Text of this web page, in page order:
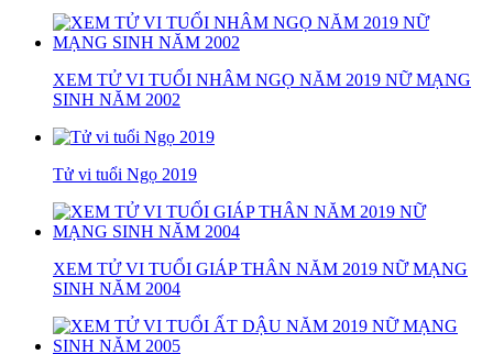
XEM TỬ VI TUỔI NHÂM NGỌ NĂM 2019 NỮ MẠNG
SINH NĂM 2002
Tử vi tuổi Ngọ 2019
XEM TỬ VI TUỔI GIÁP THÂN NĂM 2019 NỮ MẠNG
SINH NĂM 2004